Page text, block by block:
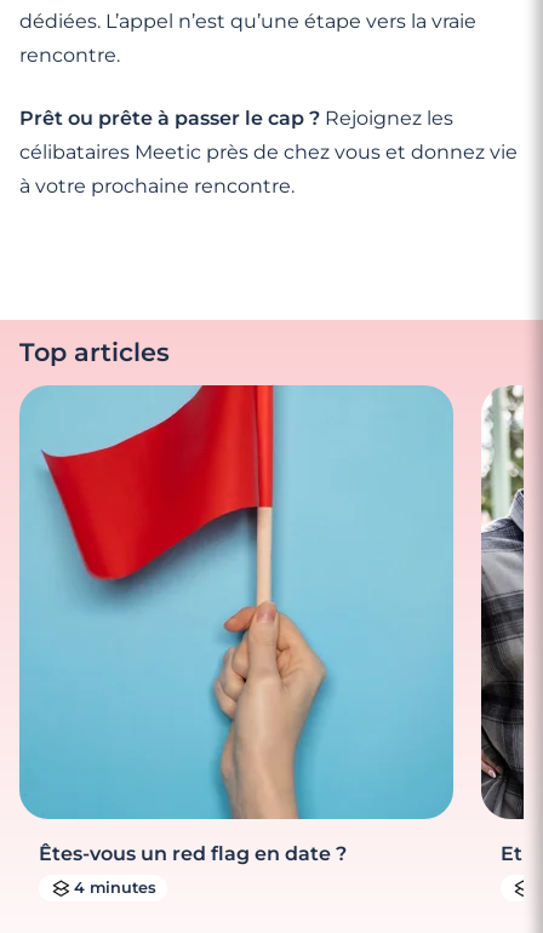
dédiées. L’appel n’est qu’une étape vers la vraie
rencontre.
Prêt ou prête à passer le cap ? Rejoignez les
célibataires Meetic près de chez vous et donnez vie
à votre prochaine rencontre.
Top articles
Êtes-vous un red flag en date ?
4 minutes
Et